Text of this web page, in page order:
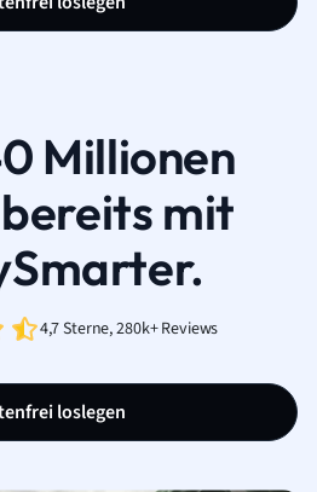
Millionen
mit
4,7 Sterne, 280k+ Reviews
loslegen